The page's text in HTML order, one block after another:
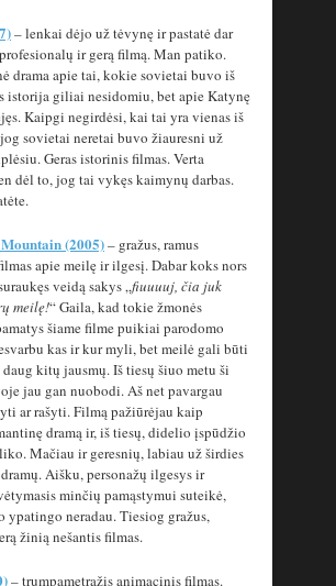
– lenkai dėjo už tėvynę ir pastatė dar
ir gerą filmą. Man patiko.
drama apie tai, kokie sovietai buvo iš
istorija giliai nesidomiu, bet apie Katynę
Kaipgi negirdėsi, kai tai yra vienas iš
sovietai neretai buvo žiauresni už
Geras istorinis filmas. Verta
dėl to, jog tai vykęs kaimynų darbas.
(2005)– gražus, ramus
apie meilę ir ilgesį. Dabar koks nors
veidą sakys „fiuuuuj, čia juk
meilę!“ Gaila, kad tokie žmonės
šiame filme puikiai parodomo
kas ir kur myli, bet meilė gali būti
daug kitų jausmų. Iš tiesų šiuo metu ši
jau gan nuobodi. Aš net pavargau
ar rašyti. Filmą pažiūrėjau kaip
dramą ir, iš tiesų, didelio įspūdžio
Mačiau ir geresnių, labiau už širdies
Aišku, personažų ilgesys ir
minčių pamąstymui suteikė,
ypatingo neradau. Tiesiog gražus,
žinią nešantis filmas.
– trumpametražis animacinis filmas.